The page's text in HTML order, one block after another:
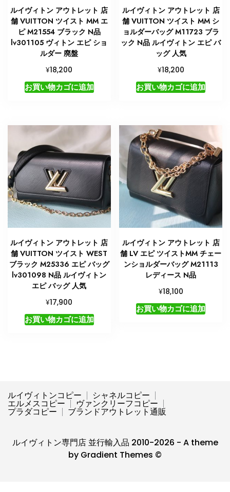
個
ルイヴィトン アウトレット 店
舗 VUITTON ツイスト MM エ
ピ M21554 ブラック N品
lv301105 ヴィトン エピ ショ
ルダー 廃盤
¥18,200
お買い物カゴに追加
ルイヴィトン アウトレット 店
舗 VUITTON ツイスト MM シ
ョルダーバッグ M11723 ブラ
ック N品 ルイヴィトン エピ バ
ッグ 人気
¥18,200
お買い物カゴに追加
ルイヴィトン アウトレット 店
舗 VUITTON ツイスト WEST
ブラック M25336 エピ バッグ
lv301098 N品 ルイヴィトン
エピ バッグ 人気
¥17,900
お買い物カゴに追加
ルイヴィトン アウトレット 店
舗 LV エピ ツイストMM チェー
ンショルダーバッグ M21113
レディース N品
¥18,100
お買い物カゴに追加
ルイヴィトンコピー シャネルコピー
エルメスコピー ヴァンクリーフコピー
プラダコピー ブランドアウトレット通販
ルイヴィトン専門店 並行輸入品 2010-2026 - A theme
by Gradient Themes ©